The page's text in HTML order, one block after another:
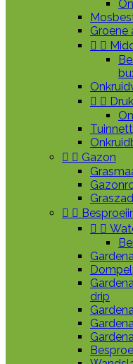
Groene
 
 
  Gazon
 
 
drip